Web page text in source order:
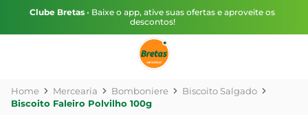
Clube Bretas • Baixe o app, ative suas ofertas e aproveite os
descontos!
Mercearia Bomboniere
Biscoito Salgado
Biscoito Faleiro Polvilho 100g